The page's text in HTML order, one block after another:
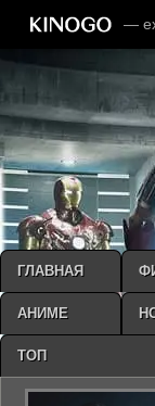
—
ГЛАВНАЯ
АНИМЕ
ТОП